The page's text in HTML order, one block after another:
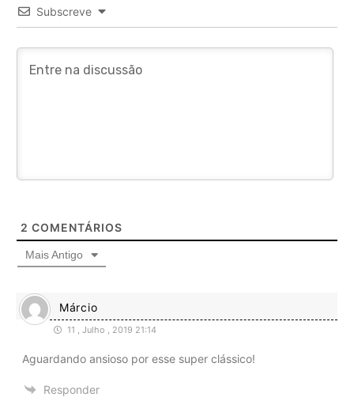
Subscreve
2 COMENTÁRIOS
Mais Antigo
Márcio
11 , Julho , 2019 21:14
Aguardando ansioso por esse super clássico!
Responder